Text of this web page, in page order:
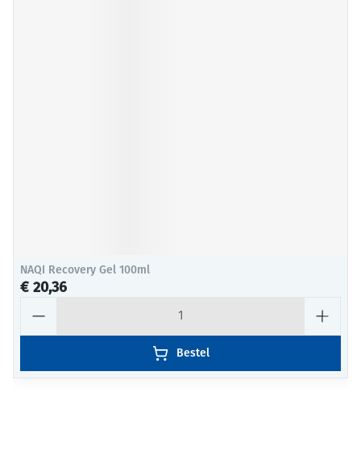
NAQI Recovery Gel 100ml
€ 20,36
Bestel